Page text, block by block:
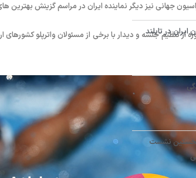
جهانی نیز دیگر نماینده ایران در مراسم گزینش بهترین
تنظیم جلسه و دیدار با برخی از مسئولان واترپلو کشورهای
در تایلند
نشست